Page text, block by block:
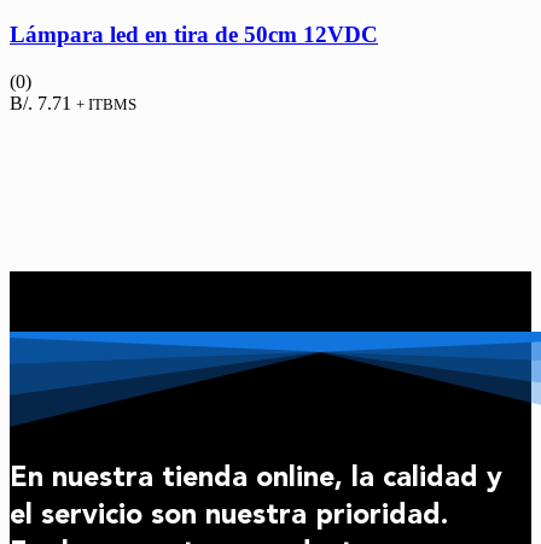
Lámpara led en tira de 50cm 12VDC
(0)
B/. 7.71 + ITBMS
En nuestra tienda online, la calidad y
el servicio son nuestra prioridad.